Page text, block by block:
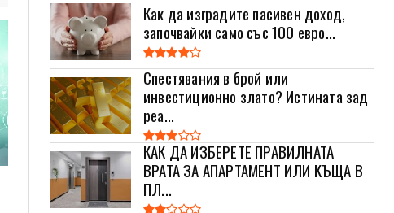
Как да изградите пасивен доход,
започвайки само със 100 евро...
Спестявания в брой или
инвестиционно злато? Истината зад
реа...
КАК ДА ИЗБЕРЕТЕ ПРАВИЛНАТА
ВРАТА ЗА АПАРТАМЕНТ ИЛИ КЪЩА В
ПЛ...